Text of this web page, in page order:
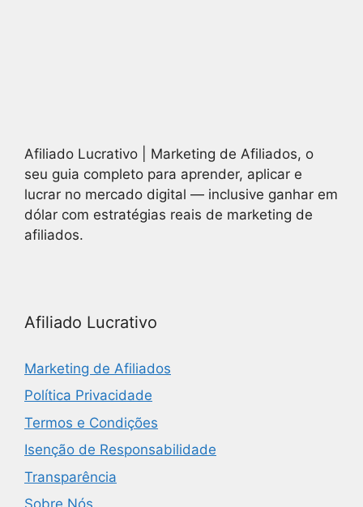
Afiliado Lucrativo | Marketing de Afiliados, o
seu guia completo para aprender, aplicar e
lucrar no mercado digital — inclusive ganhar em
dólar com estratégias reais de marketing de
afiliados.
Afiliado Lucrativo
Marketing de Afiliados
Política Privacidade
Termos e Condições
Isenção de Responsabilidade
Transparência
Sobre Nós